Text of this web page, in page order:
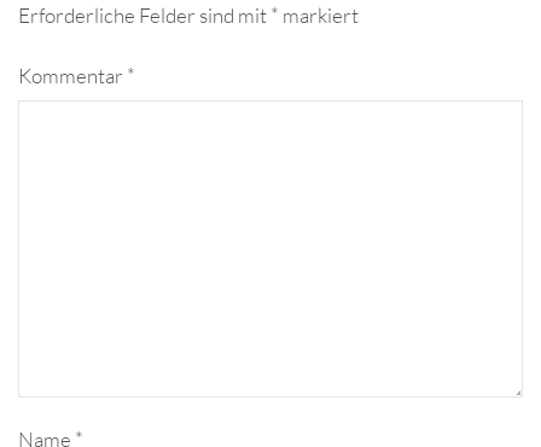
Erforderliche Felder sind mit* markiert
Kommentar *
Name *